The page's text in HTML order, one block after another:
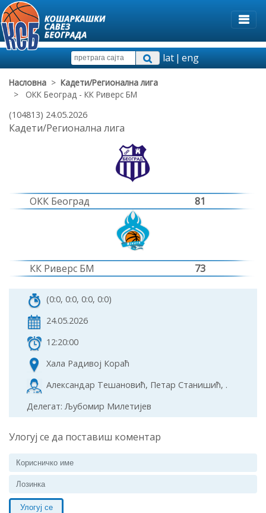
lat|eng
Насловна > Кадети/Регионална лига
> ОКК Београд - КК Риверс БМ
(104813) 24.05.2026
Кадети/Регионална лига
ОКК Београд 81
КК Риверс БМ 73
(0:0, 0:0, 0:0, 0:0)
24.05.2026
12:20:00
Хала Радивој Кораћ
Александар Тешановић, Петар Станишић, .
Делегат: Љубомир Милетијев
Улогуј се да поставиш коментар
Улогуј се